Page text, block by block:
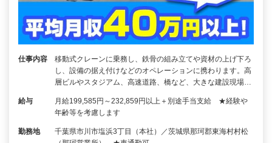
仕事内容
移動式クレーンに乗務し、鉄骨の組み立てや資材の上げ下ろ
し、設備の据え付けなどのオペレーションに携わります。高
層ビルやスタジアム、高速道路、橋など、大きな建設現場…
給与
月給199,585円～232,859円以上＋別途手当支給 ★経験や
年齢等を考慮します
勤務地
千葉県市川市塩浜3丁目（本社）／茨城県那珂郡東海村村松